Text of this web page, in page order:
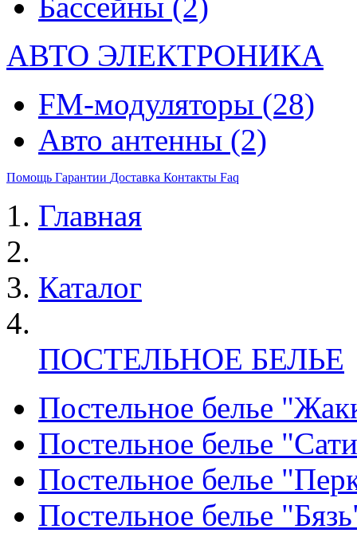
АВТО ЭЛЕКТРОНИКА
FM-модуляторы (28)
Авто антенны (2)
Помощь Гарантии Доставка Контакты Faq
Главная
Каталог
ПОСТЕЛЬНОЕ БЕЛЬЕ
Постельное белье
Постельное белье
Постельное белье
Постельное белье